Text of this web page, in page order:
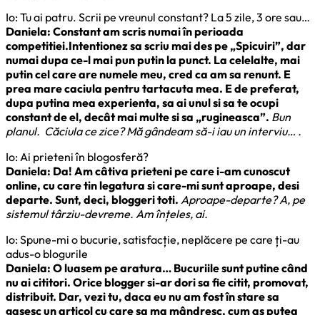
Io: Tu ai patru. Scrii pe vreunul constant? La 5 zile, 3 ore sau…
Daniela: Constant am scris numai în perioada
competitiei.Intentionez sa scriu mai des pe „Spicuiri”, dar
numai dupa ce-l mai pun putin la punct. La celelalte, mai
putin cel care are numele meu, cred ca am sa renunt. E
prea mare caciula pentru tartacuta mea. E de preferat,
dupa putina mea experienta, sa ai unul si sa te ocupi
constant de el, decât mai multe si sa „rugineasca”. Bun
planul. Căciula ce zice? Mă gândeam să-i iau un interviu… .
Io: Ai prieteni în blogosferă?
Daniela: Da! Am câtiva prieteni pe care i-am cunoscut
online, cu care tin legatura si care-mi sunt aproape, desi
departe. Sunt, deci, bloggeri toti. Aproape-departe? A, pe
sistemul târziu-devreme. Am înțeles, ai.
Io: Spune-mi o bucurie, satisfacție, neplăcere pe care ți-au
adus-o blogurile
Daniela: O luasem pe aratura… Bucuriile sunt putine când
nu ai cititori. Orice blogger si-ar dori sa fie citit, promovat,
distribuit. Dar, vezi tu, daca eu nu am fost în stare sa
gasesc un articol cu care sa ma mândresc, cum as putea